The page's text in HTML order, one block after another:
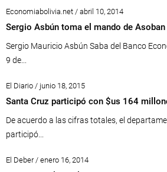
Economiabolivia.net / abril 10, 2014
Sergio Asbún toma el mando de Asoban
Sergio Mauricio Asbún Saba del Banco
9 de...
El Diario / junio 18, 2015
Santa Cruz participó con $us 164
De acuerdo a las cifras totales, el
participó...
El Deber / enero 16, 2014